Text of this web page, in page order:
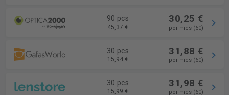
90 pcs
45,37 €
30,25 €
por mes (60)
30 pcs
15,94 €
31,88 €
por mes (60)
30 pcs
15,99 €
31,98 €
por mes (60)